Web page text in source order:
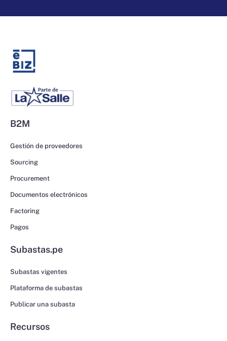
B2M
Gestión de proveedores
Sourcing
Procurement
Documentos electrónicos
Factoring
Pagos
Subastas.pe
Subastas vigentes
Plataforma de subastas
Publicar una subasta
Recursos